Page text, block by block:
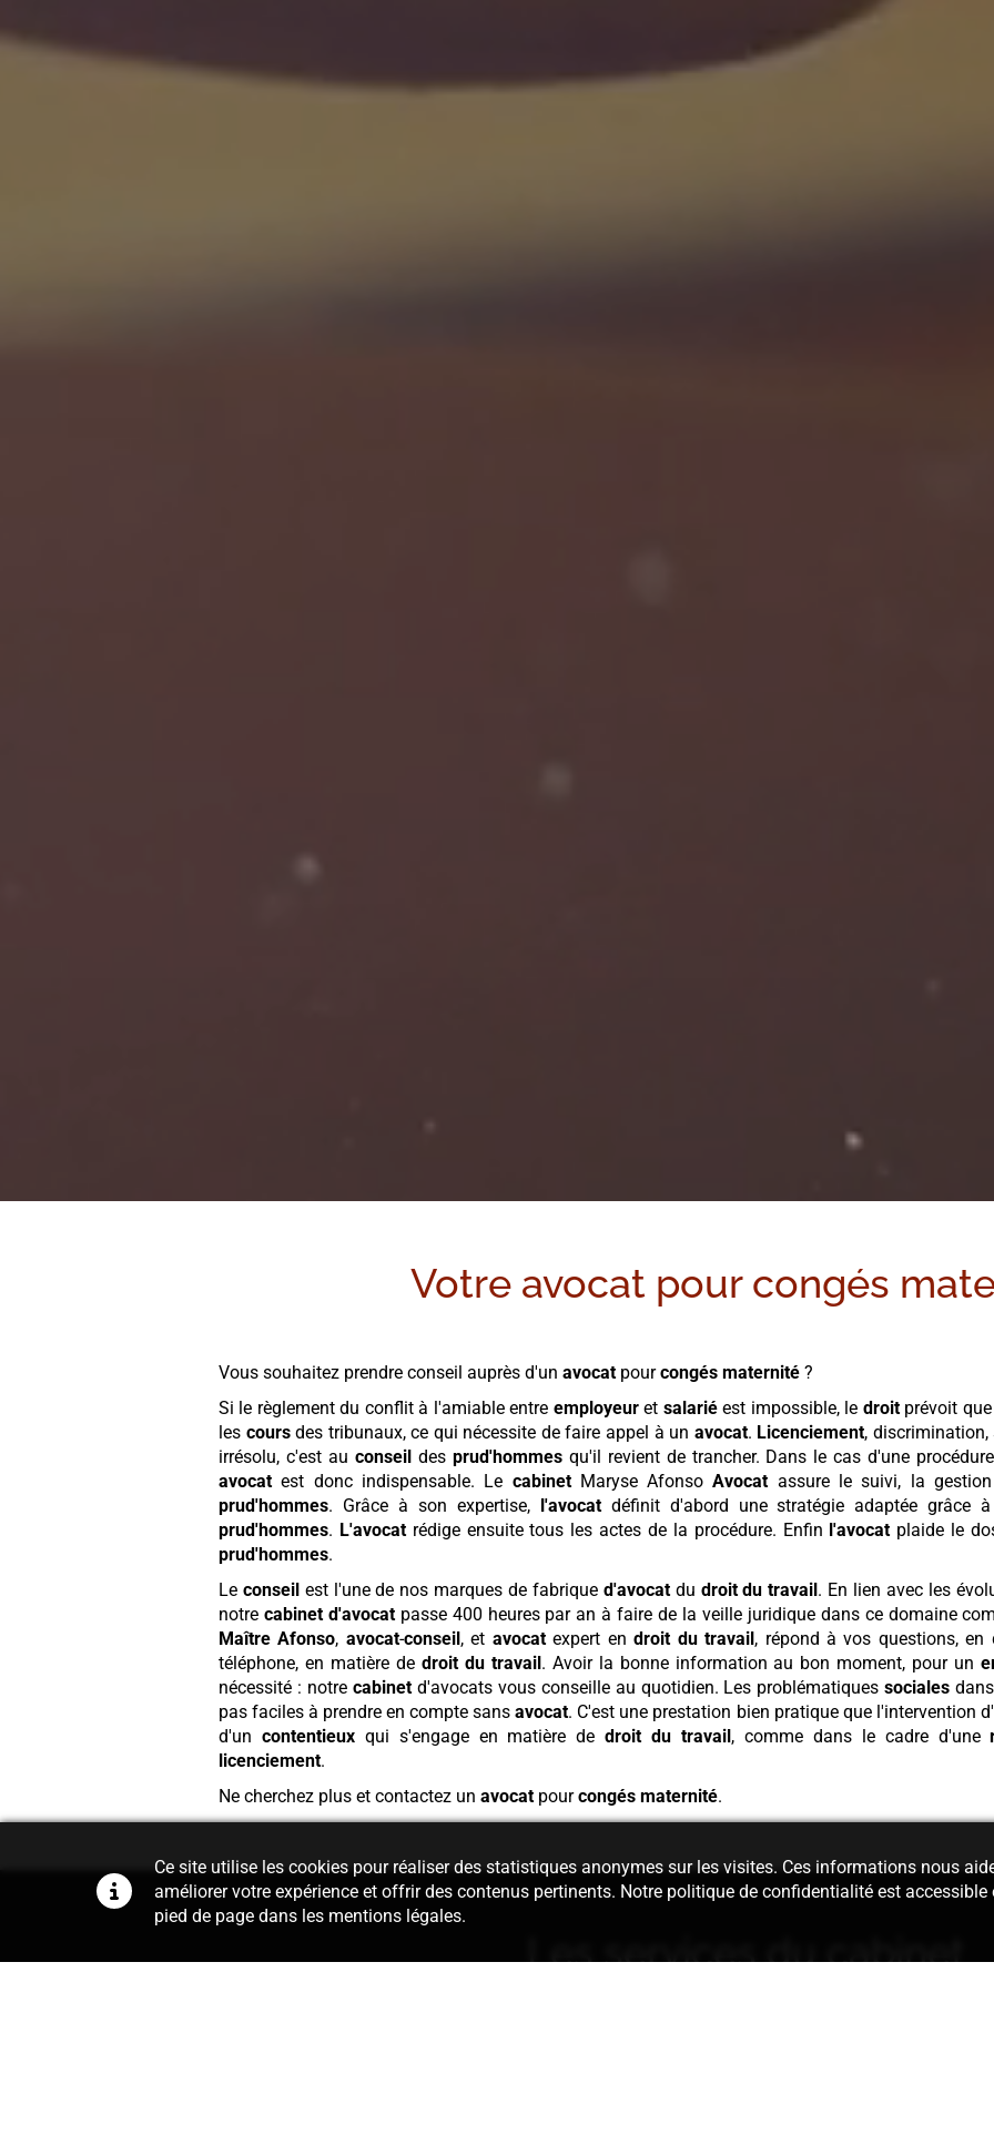
Votre avocat pour congés
Vous souhaitez prendre conseil auprès d'unavocat pourcongés maternité ?
Si le règlement du conflit à l'amiable entre employeuret salariéest impossible, le droitprévoit que
les coursdes tribunaux, ce qui nécessite de faire appel à un avocat. Licenciement,
irrésolu, c'est au conseil des prud'hommesqu'il revient de trancher. Dans le cas d'une
avocatest donc indispensable. Le cabinetMaryse AfonsoAvocat assure le suivi, la
prud'hommes. Grâce à son expertise, l'avocatdéfinit d'abord une stratégie adaptée grâce
prud'hommes. L'avocatrédige ensuite tous les actes de la procédure. Enfin l'avocat plaide le
prud'hommes.
Le conseil est l'une de nos marques de fabrique d'avocatdu droit du travail . En lien avec les
notre cabinet d'avocatpasse 400 heures par an à faire de la veille juridique dans ce domaine
Maître Afonso, avocat-conseil , et avocatexpert endroit du travail , répond à vos questions,
téléphone, en matière de droit du travail . Avoir la bonne information au bon moment, pour un
nécessité : notre cabinetd'avocats vous conseille au quotidien. Les problématiquessociales
pas faciles à prendre en compte sansavocat. C'est une prestation bien pratique que l'intervention
d'un contentieuxqui s'engage en matière dedroit du travail , comme dans le cadre d'une
licenciement.
Ne cherchez plus et contactez unavocat pourcongés maternité.
Les services du cabinet
Ce site utilise les cookies pour réaliser des statistiques anonymes sur les visites. Ces informations nous
améliorer votre expérience et offrir des contenus pertinents. Notre politique de confidentialité est accessible
pied de page dans les mentions légales.